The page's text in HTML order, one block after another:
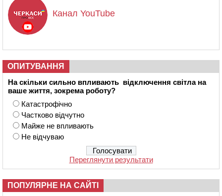
Канал YouTube
ОПИТУВАННЯ
На скільки сильно впливають відключення світла на
ваше життя, зокрема роботу?
Катастрофічно
Частково відчутно
Майже не впливають
Не відчуваю
Переглянути результати
ПОПУЛЯРНЕ НА САЙТІ